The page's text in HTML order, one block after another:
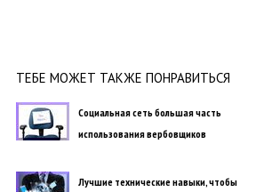
ТЕБЕ МОЖЕТ ТАКЖЕ ПОНРАВИТЬСЯ
Социальная сеть большая часть
использования вербовщиков
Лучшие технические навыки, чтобы